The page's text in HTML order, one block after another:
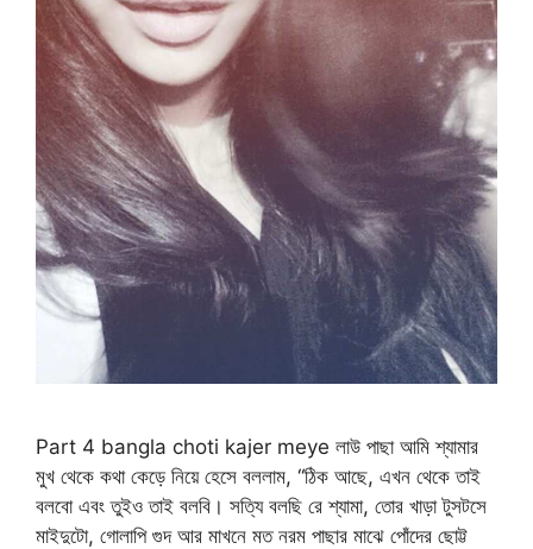
Part 4 bangla choti kajer meye লাউ পাছা আমি শ্যামার
মুখ থেকে কথা কেড়ে নিয়ে হেসে বললাম, “ঠিক আছে, এখন থেকে তাই
বলবো এবং তুইও তাই বলবি। সত্যি বলছি রে শ্যামা, তোর খাড়া টুসটসে
মাইদুটো, গোলাপি গুদ আর মাখনে মত নরম পাছার মাঝে পোঁদের ছোট্ট